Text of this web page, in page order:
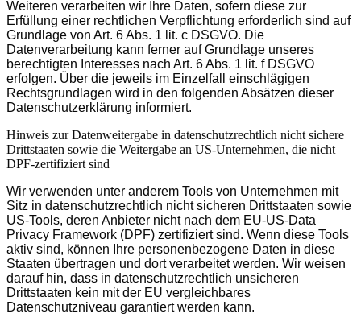
Weiteren verarbeiten wir Ihre Daten, sofern diese zur
Erfüllung einer rechtlichen Verpflichtung erforderlich sind auf
Grundlage von Art. 6 Abs. 1 lit. c DSGVO. Die
Datenverarbeitung kann ferner auf Grundlage unseres
berechtigten Interesses nach Art. 6 Abs. 1 lit. f DSGVO
erfolgen. Über die jeweils im Einzelfall einschlägigen
Rechtsgrundlagen wird in den folgenden Absätzen dieser
Datenschutzerklärung informiert.
Hinweis zur Datenweitergabe in datenschutzrechtlich nicht sichere
Drittstaaten sowie die Weitergabe an US-Unternehmen, die nicht
DPF-zertifiziert sind
Wir verwenden unter anderem Tools von Unternehmen mit
Sitz in datenschutzrechtlich nicht sicheren Drittstaaten sowie
US-Tools, deren Anbieter nicht nach dem EU-US-Data
Privacy Framework (DPF) zertifiziert sind. Wenn diese Tools
aktiv sind, können Ihre personenbezogene Daten in diese
Staaten übertragen und dort verarbeitet werden. Wir weisen
darauf hin, dass in datenschutzrechtlich unsicheren
Drittstaaten kein mit der EU vergleichbares
Datenschutzniveau garantiert werden kann.